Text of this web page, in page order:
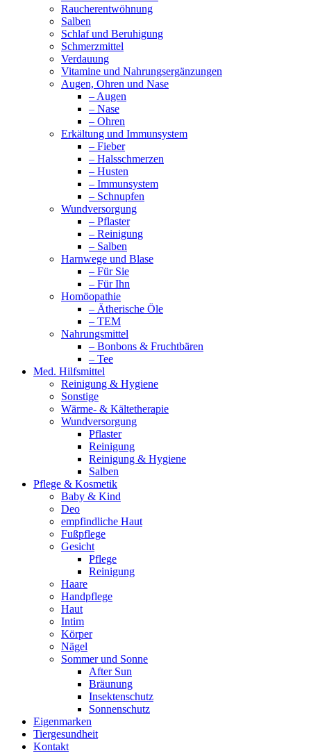
Raucherentwöhnung
Salben
Schlaf und Beruhigung
Schmerzmittel
Verdauung
Vitamine und Nahrungsergänzungen
Augen, Ohren und Nase
– Augen
– Nase
– Ohren
Erkältung und Immunsystem
– Fieber
– Halsschmerzen
– Husten
– Immunsystem
– Schnupfen
Wundversorgung
– Pflaster
– Reinigung
– Salben
Harnwege und Blase
– Für Sie
– Für Ihn
Homöopathie
– Ätherische Öle
– TEM
Nahrungsmittel
– Bonbons & Fruchtbären
– Tee
Med. Hilfsmittel
Reinigung & Hygiene
Sonstige
Wärme- & Kältetherapie
Wundversorgung
Pflaster
Reinigung
Reinigung & Hygiene
Salben
Pflege & Kosmetik
Baby & Kind
Deo
empfindliche Haut
Fußpflege
Gesicht
Pflege
Reinigung
Haare
Handpflege
Haut
Intim
Körper
Nägel
Sommer und Sonne
After Sun
Bräunung
Insektenschutz
Sonnenschutz
Eigenmarken
Tiergesundheit
Kontakt